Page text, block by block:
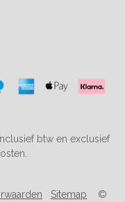
btw en exclusief
Sitemap ©